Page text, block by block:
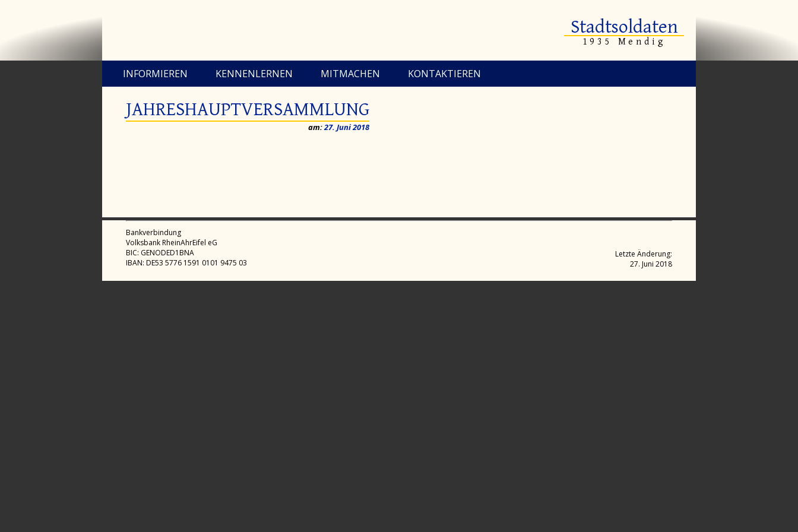
Stadtsoldaten
1935 Mendig
INFORMIEREN KENNENLERNEN MITMACHEN KONTAKTIEREN
JAHRESHAUPTVERSAMMLUNG
am:27. Juni 2018
Bankverbindung
Volksbank RheinAhrEifel eG
BIC: GENODED1BNA
IBAN: DE53 5776 1591 0101 9475 03
Letzte Änderung:
27. Juni 2018